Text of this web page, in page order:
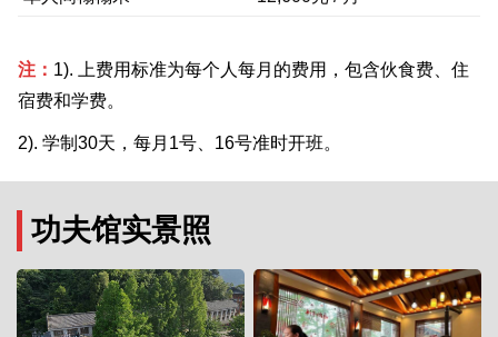
注： 1). 上费用标准为每个人每月的费用，包含伙食费、住
宿费和学费。
2). 学制30天，每月1号、16号准时开班。
功夫馆实景照